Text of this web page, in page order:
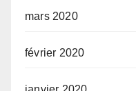
mars 2020
février 2020